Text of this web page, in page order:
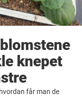
knepet
får man de